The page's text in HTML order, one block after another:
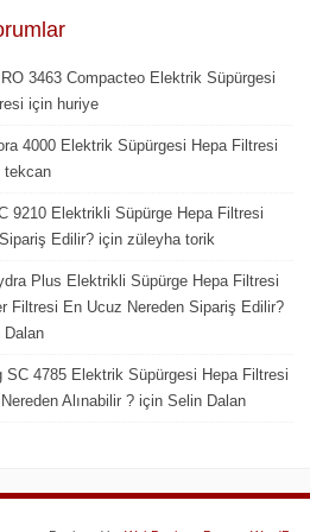
3463 Compacteo Elektrik Süpürgesi
için huriye
4000 Elektrik Süpürgesi Hepa Filtresi
tekcan
9210 Elektrikli Süpürge Hepa Filtresi
Edilir? için züleyha torik
Plus Elektrikli Süpürge Hepa Filtresi
Filtresi En Ucuz Nereden Sipariş Edilir?
Dalan
SC 4785 Elektrik Süpürgesi Hepa Filtresi
Alınabilir ? için Selin Dalan